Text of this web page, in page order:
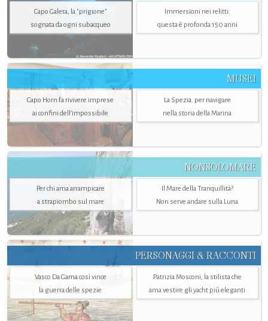
Capo Galera, la "prigione"
sognata da ogni subacqueo
Immersioni nei relitti:
questa è profonda 150 anni
MUSEI
Capo Horn fa rivivere imprese
ai confini dell’impossibile
La Spezia. per navigare
nella storia della Marina
NONSOLOMARE
Per chi ama arrampicare
a strapiombo sul mare
Il Mare della Tranquillità?
Non serve andare sulla Luna
PERSONAGGI & RACCONTI
Vasco Da Gama così vince
la guerra delle spezie
Patrizia Mosconi, la stilista che
ama vestire gli yacht più eleganti